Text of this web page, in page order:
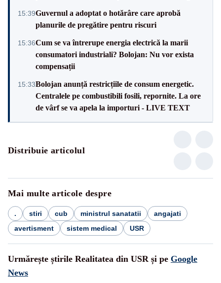
15:39Guvernul a adoptat o hotărâre care aprobă
planurile de pregătire pentru riscuri
15:36Cum se va întrerupe energia electrică la marii
consumatori industriali? Bolojan: Nu vor exista
compensații
15:33Bolojan anunță restricțiile de consum energetic.
Centralele pe combustibili fosili, repornite. La ore
de vârf se va apela la importuri - LIVE TEXT
Distribuie articolul
Mai multe articole despre
. stiri cub ministrul sanatatii
angajati
avertisment
sistem medical USR
Urmărește știrile Realitatea din USR și pe Google
News